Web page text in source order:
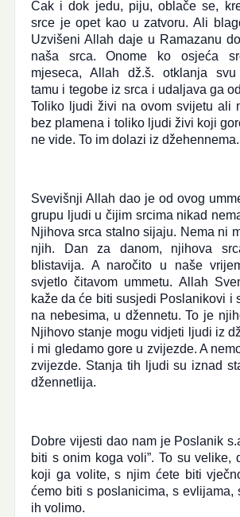
Čak i dok jedu, piju, oblače se,
srce je opet kao u zatvoru. Ali
Uzvišeni Allah daje u Ramazanu
naša srca. Onome ko osjeća
mjeseca, Allah dž.š. otklanja svu
tamu i tegobe iz srca i udaljava ga
Toliko ljudi živi na ovom svijetu ali
bez plamena i toliko ljudi živi koji
ne vide. To im dolazi iz džehennema.
Svevišnji Allah dao je od ovog
grupu ljudi u čijim srcima nikad
Njihova srca stalno sijaju. Nema ni
njih. Dan za danom, njihova
blistavija. A naročito u naše
svjetlo čitavom ummetu. Allah
kaže da će biti susjedi Poslanikovi i
na nebesima, u džennetu. To je
Njihovo stanje mogu vidjeti ljudi iz
i mi gledamo gore u zvijezde. A
zvijezde. Stanja tih ljudi su iznad
džennetlija.
Dobre vijesti dao nam je Poslanik
biti s onim koga voli”. To su velike,
koji ga volite, s njim ćete biti
ćemo biti s poslanicima, s evlijama,
ih volimo.